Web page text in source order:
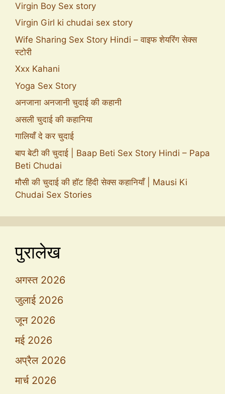
Virgin Boy Sex story
Virgin Girl ki chudai sex story
Wife Sharing Sex Story Hindi – वाइफ शेयरिंग सेक्स
स्टोरी
Xxx Kahani
Yoga Sex Story
अनजाना अनजानी चुदाई की कहानी
असली चुदाई की कहानिया
गालियाँ दे कर चुदाई
बाप बेटी की चुदाई | Baap Beti Sex Story Hindi – Papa
Beti Chudai
मौसी की चुदाई की हॉट हिंदी सेक्स कहानियाँ | Mausi Ki
Chudai Sex Stories
पुरालेख
अगस्त 2026
जुलाई 2026
जून 2026
मई 2026
अप्रैल 2026
मार्च 2026